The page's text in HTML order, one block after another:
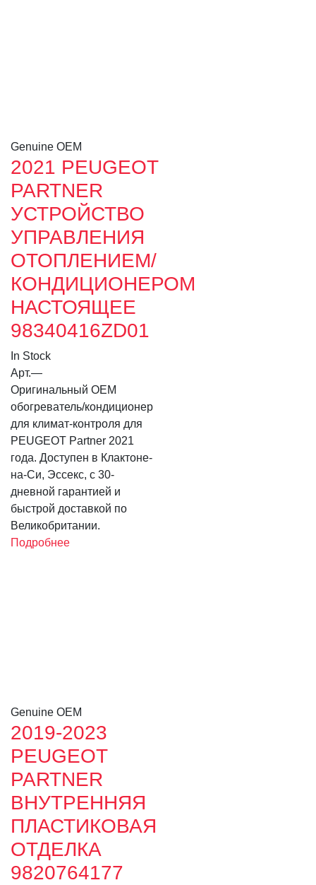
Genuine OEM
2021 PEUGEOT
PARTNER
УСТРОЙСТВО
УПРАВЛЕНИЯ
ОТОПЛЕНИЕМ/
КОНДИЦИОНЕРОМ
НАСТОЯЩЕЕ
98340416ZD01
In Stock
Арт.—
Оригинальный OEM
обогреватель/кондиционер
для климат-контроля для
PEUGEOT Partner 2021
года. Доступен в Клактоне-
на-Си, Эссекс, с 30-
дневной гарантией и
быстрой доставкой по
Великобритании.
Подробнее
Genuine OEM
2019-2023
PEUGEOT
PARTNER
ВНУТРЕННЯЯ
ПЛАСТИКОВАЯ
ОТДЕЛКА
9820764177